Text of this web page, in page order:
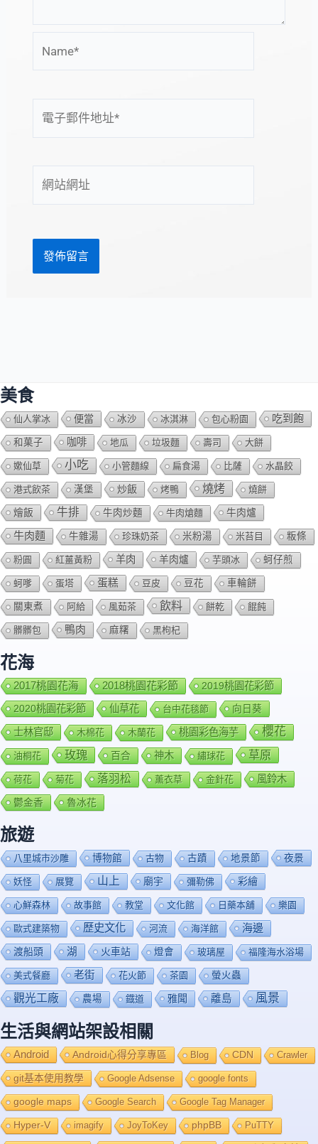
子
地
站
美食
仙人掌冰 便當 冰沙 冰淇淋 包心粉園 吃到飽
和菓子 咖啡 地瓜 垃圾麵 壽司 大餅
嫰仙草 小吃 小管麵線 扁食湯 比薩 水晶餃
港式飲茶 漢堡 炒飯 烤鴨 燒烤 燒餅
燴飯 牛排 牛肉炒麵 牛肉熗麵 牛肉爐
牛肉麵 牛雜湯 珍珠奶茶 米粉湯 米苔目 粄條
粉圓 紅薑黃粉 羊肉 羊肉爐 芋頭冰 蚵仔煎
蚵嗲 蛋塔 蛋糕 豆皮 豆花 車輪餅
關東煮 阿給 風茹茶 飲料 餅乾 餛飩
髒髒包 鴨肉 麻糬 黑枸杞
花海
2017桃園花海 2018桃園花彩節
2019桃園花彩節
2020桃園花彩節
仙草花 台中花毯節 向日葵
士林官邸 木棉花 木蘭花 桃園彩色海芋 櫻花
油桐花 玫瑰 百合 神木 繡球花 草原
荷花 菊花 落羽松 薰衣草 金針花 風鈴木
鬱金香 魯冰花
旅遊
八里城市沙雕 博物館 古物 古蹟 地景節 夜景
妖怪 展覽 山上 廟宇 彌勒佛 彩繪
心鮮森林 故事館 教堂 文化館 日藥本舖 樂園
歐式建築物 歷史文化 河流 海洋館 海邊
渡船頭 湖 火車站 燈會 玻璃屋 福隆海水浴場
美式餐廳 老街 花火節 茶園 螢火蟲
觀光工廠 農場 鐡道 雅聞 離島 風景
生活與網站架設相關
Android Android心得分享專區 Blog CDN Crawler
git基本使用教學 Google Adsense google fonts
google maps Google Search Google Tag Manager
Hyper-V imagify JoyToKey phpBB PuTTY